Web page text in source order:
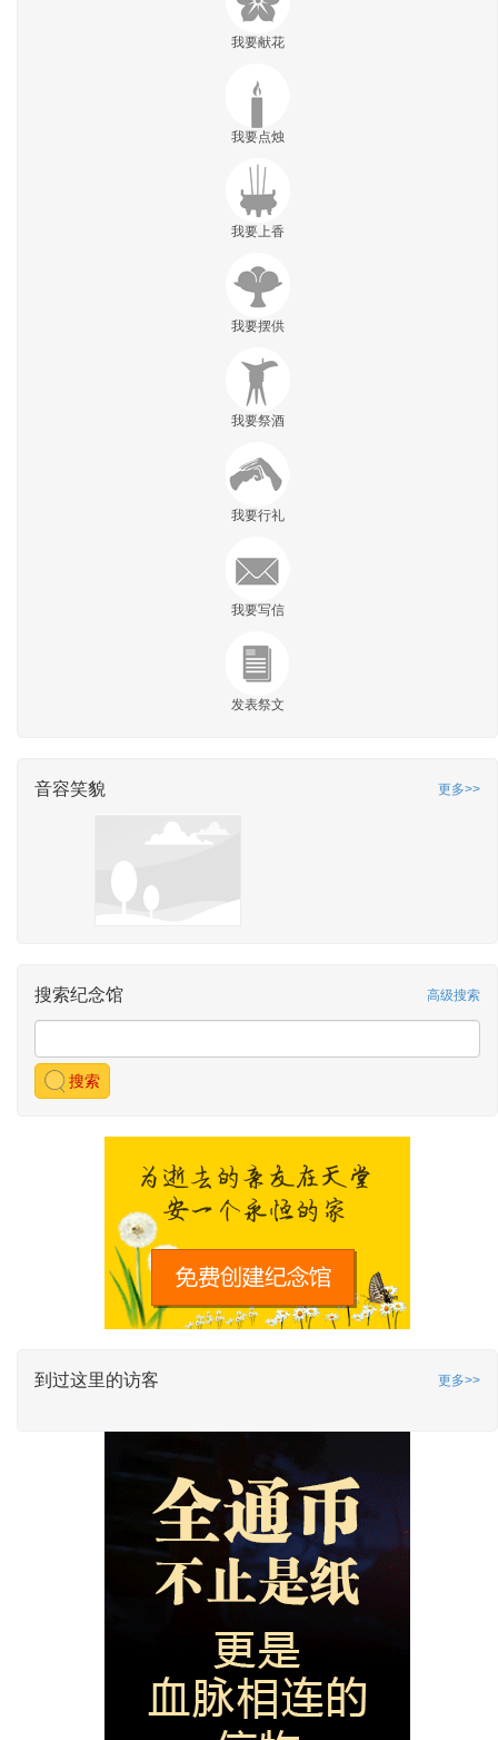
我要献花
我要点烛
我要上香
我要摆供
我要祭酒
我要行礼
我要写信
发表祭文
音容笑貌 更多>>
搜索纪念馆 高级搜索
搜索
到过这里的访客 更多>>